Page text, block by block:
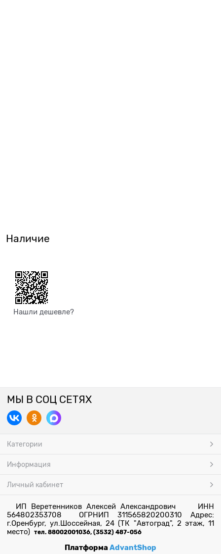
Наличие
Нашли дешевле?
МЫ В СОЦ СЕТЯХ
Категории
Информация
Личный кабинет
ИП Веретенников Алексей Александрович ИНН
564802353708 ОГРНИП 311565820200310 Адрес:
г.Оренбург, ул.Шоссейная, 24 (ТК "Автоград", 2 этаж, 11
место) тел. 88002001036, (3532) 487-056
ПлатформаAdvantShop